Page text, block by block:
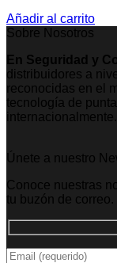
Añadir al carrito
Sobre Nosotros
En Seguridad y
distribuidores a
reconocidas en el
tecnología de
internacionalmente.
Únete a nuestro
Conoce nuestras
tu buzón de correo.